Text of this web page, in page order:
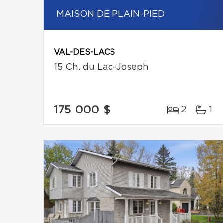
MAISON DE PLAIN-PIED
VAL-DES-LACS
15 Ch. du Lac-Joseph
175 000 $ 2 1